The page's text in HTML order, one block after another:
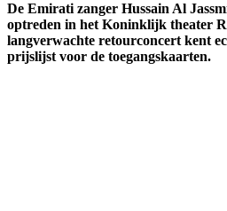
De Emirati zanger Hussain Al
optreden in het Koninklijk theater
langverwachte retourconcert kent
prijslijst voor de toegangskaarten.